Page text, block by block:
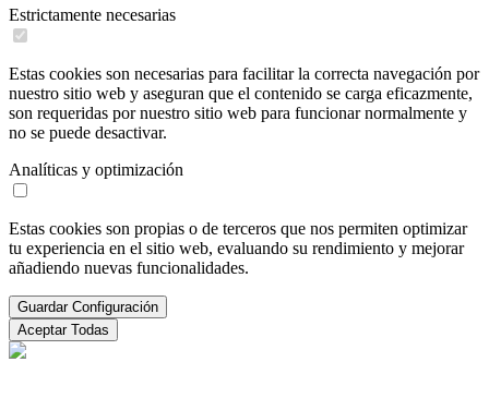
Estrictamente necesarias
Estas cookies son necesarias para facilitar la correcta navegación por
nuestro sitio web y aseguran que el contenido se carga eficazmente,
son requeridas por nuestro sitio web para funcionar normalmente y
no se puede desactivar.
Analíticas y optimización
Estas cookies son propias o de terceros que nos permiten optimizar
tu experiencia en el sitio web, evaluando su rendimiento y mejorar
añadiendo nuevas funcionalidades.
Guardar Configuración
Aceptar Todas